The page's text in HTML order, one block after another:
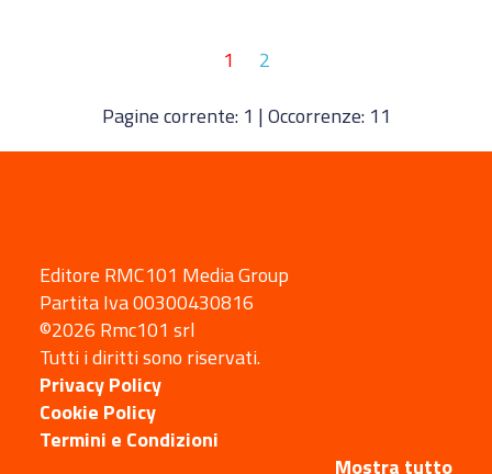
1
2
Pagine corrente: 1 | Occorrenze: 11
Editore RMC101 Media Group
Partita Iva 00300430816
©2026 Rmc101 srl
Tutti i diritti sono riservati.
Privacy Policy
Cookie Policy
Termini e Condizioni
Mostra tutto